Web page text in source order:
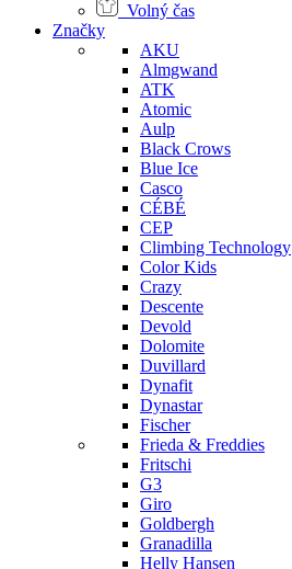
Volný čas
Značky
AKU
Almgwand
ATK
Atomic
Aulp
Black Crows
Blue Ice
Casco
CÉBÉ
CEP
Climbing Technology
Color Kids
Crazy
Descente
Devold
Dolomite
Duvillard
Dynafit
Dynastar
Fischer
Frieda & Freddies
Fritschi
G3
Giro
Goldbergh
Granadilla
Helly Hansen